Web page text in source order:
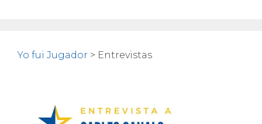
Yo fui Jugador > Entrevistas